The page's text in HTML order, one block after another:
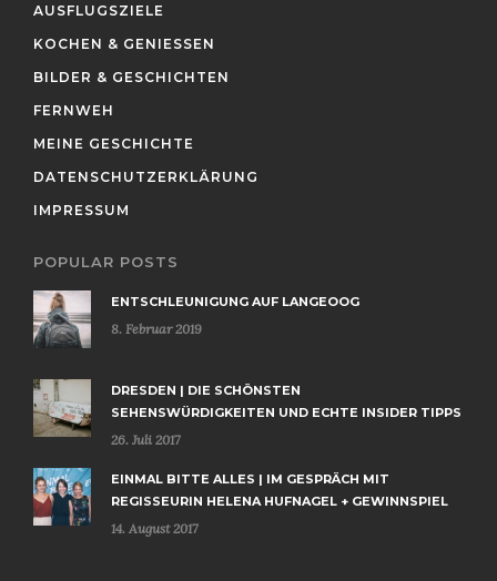
AUSFLUGSZIELE
KOCHEN & GENIESSEN
BILDER & GESCHICHTEN
FERNWEH
MEINE GESCHICHTE
DATENSCHUTZERKLÄRUNG
IMPRESSUM
POPULAR POSTS
ENTSCHLEUNIGUNG AUF LANGEOOG
8. Februar 2019
DRESDEN | DIE SCHÖNSTEN
SEHENSWÜRDIGKEITEN UND ECHTE INSIDER TIPPS
26. Juli 2017
EINMAL BITTE ALLES | IM GESPRÄCH MIT
REGISSEURIN HELENA HUFNAGEL + GEWINNSPIEL
14. August 2017